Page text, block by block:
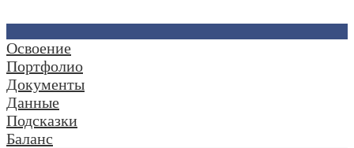
Освоение
Портфолио
Документы
Данные
Подсказки
Баланс